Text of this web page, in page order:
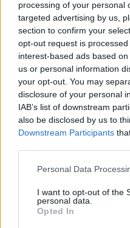
processing of your personal
targeted advertising by us,
section to confirm your
opt-out request is
interest-based ads based
us or personal information
your opt-out. You may
disclosure of your personal
IAB’s list of downstream
also be disclosed by us to
Downstream Participants
Personal Data
I want to opt-out of the
personal data.
Opted In
Το αναφέραμε και
ανεφοδιασμού για
αυτοκίνητα είναι
σε
προσφέροντας
ταξιδιώτη. Οι
παραμένουν
περισσότερο
στην Αθήνα για
κατάσταση είναι